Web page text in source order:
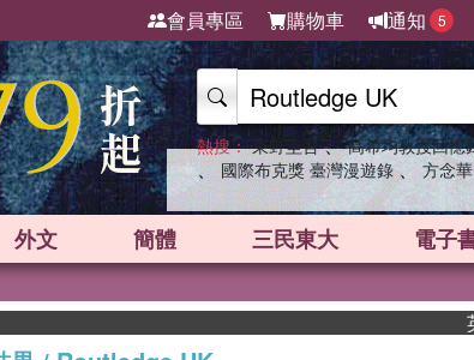
會員專區 購物車 通知 5
熱搜： 東野圭吾 、 高希均教授回憶
、 國際布克獎 臺灣漫遊錄 、 方念華
外文 簡體 三民東大 電子
英國出版